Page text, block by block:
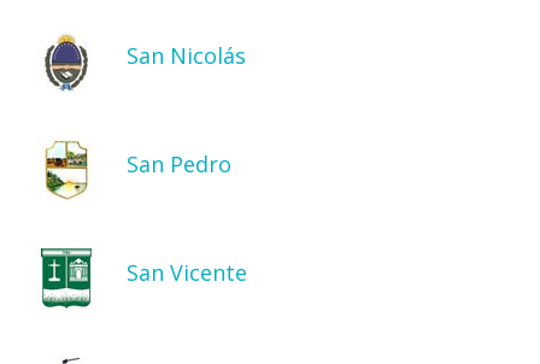
San Nicolás
San Pedro
San Vicente